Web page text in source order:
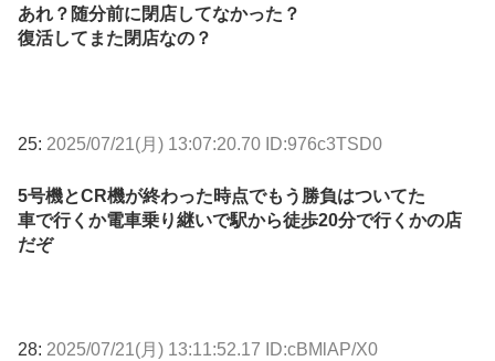
あれ？随分前に閉店してなかった？
復活してまた閉店なの？
25: 2025/07/21(月) 13:07:20.70 ID:976c3TSD0
5号機とCR機が終わった時点でもう勝負はついてた
車で行くか電車乗り継いで駅から徒歩20分で行くかの店
だぞ
28: 2025/07/21(月) 13:11:52.17 ID:cBMlAP/X0